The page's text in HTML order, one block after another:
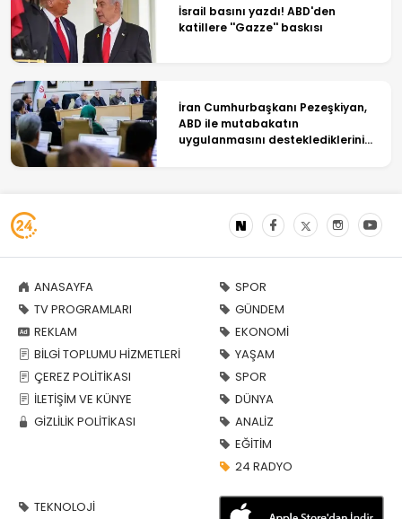
İsrail basını yazdı! ABD'den
katillere ''Gazze'' baskısı
İran Cumhurbaşkanı Pezeşkiyan,
ABD ile mutabakatın
uygulanmasını desteklediklerini
ANASAYFA
TV PROGRAMLARI
REKLAM
BİLGİ TOPLUMU HİZMETLERİ
ÇEREZ POLİTİKASI
İLETİŞİM VE KÜNYE
GİZLİLİK POLİTİKASI
SPOR
GÜNDEM
EKONOMİ
YAŞAM
SPOR
DÜNYA
ANALİZ
EĞİTİM
24 RADYO
TEKNOLOJİ